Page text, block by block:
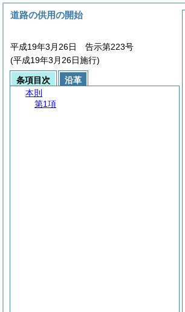
道路の供用の開始
平成19年3月26日 告示第223号
(平成19年3月26日施行)
条項目次
沿革
本則
第1項